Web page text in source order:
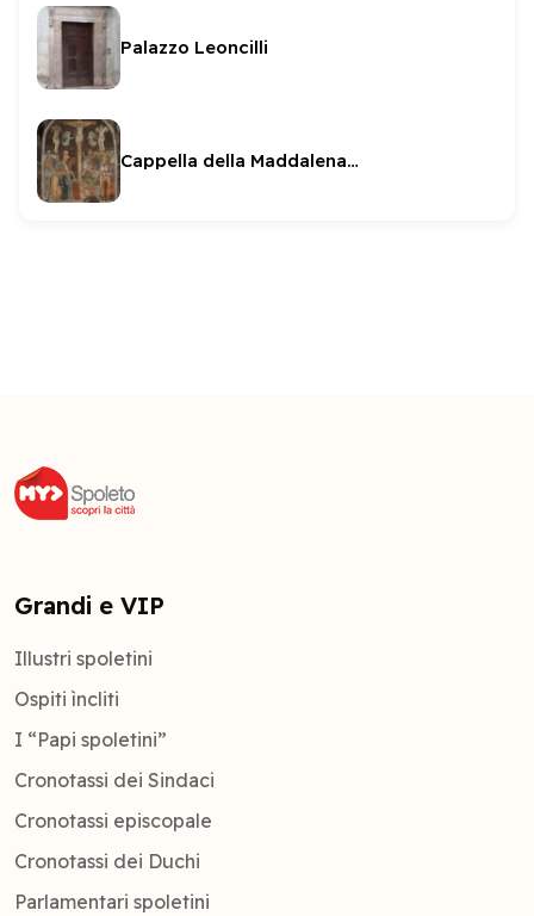
Palazzo Leoncilli
Cappella della Maddalena (in San Domenico)
Grandi e VIP
Illustri spoletini
Ospiti ìncliti
I “Papi spoletini”
Cronotassi dei Sindaci
Cronotassi episcopale
Cronotassi dei Duchi
Parlamentari spoletini